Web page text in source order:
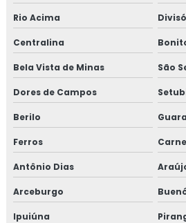
Rio Acima
Centralina
Bela Vista de Minas São
Dores de Campos
Berilo
Ferros
Antônio Dias
Arceburgo
Ipuiúna